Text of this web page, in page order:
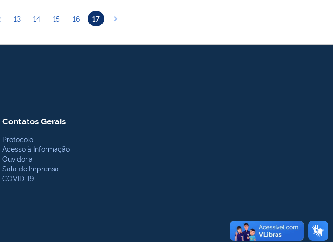
13 14 15 16 17
Contatos Gerais
Protocolo
Acesso à Informação
Ouvidoria
Sala de Imprensa
COVID-19